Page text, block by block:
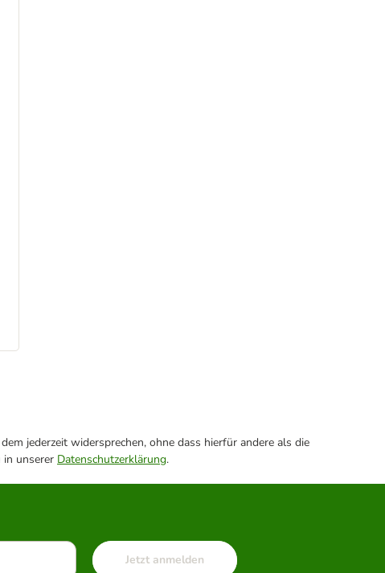
jederzeit widersprechen, ohne dass hierfür andere als die
unserer Datenschutzerklärung.
Jetzt anmelden